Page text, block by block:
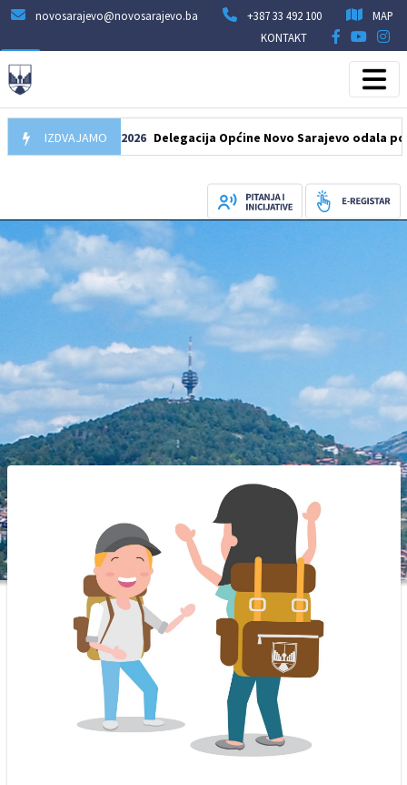
novosarajevo@novosarajevo.ba +387 33 492 100
MAP
KONTAKT
IZDVAJAMO
07.08.2026 Delegacija Općine Novo Sarajevo odala počast